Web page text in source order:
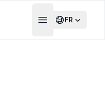
Open main menu
FR